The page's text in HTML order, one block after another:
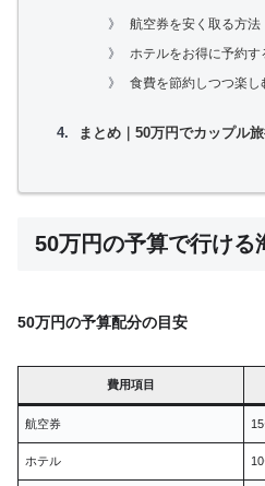
航空券を安く取る方法
ホテルをお得に予約す
食費を節約しつつ楽し
まとめ｜50万円でカップル
50万円の予算で行ける
50万円の予算配分の目安
費用項目
航空券
ホテル